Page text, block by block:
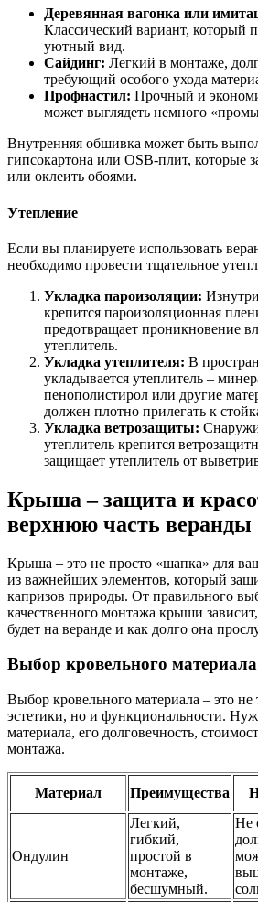
Деревянная вагонка или
Классический вариант, который
уютный вид.
Сайдинг: Легкий в монтаже,
требующий особого ухода
Профнастил: Прочный и
может выглядеть немного
Внутренняя обшивка может быть
гипсокартона или OSB-плит, которые
или оклеить обоями.
Утепление
Если вы планируете использовать
необходимо провести тщательное
Укладка пароизоляции:
крепится пароизоляционная
предотвращает проникновение
утеплитель.
Укладка утеплителя: В
укладывается утеплитель –
пенополистирол или другие
должен плотно прилегать к
Укладка ветрозащиты:
утеплитель крепится
защищает утеплитель от
Крыша – защита и
верхнюю часть веранды
Крыша – это не просто «шапка» для
из важнейших элементов, который
капризов природы. От правильного
качественного монтажа крыши
будет на веранде и как долго она
Выбор кровельного материала
Выбор кровельного материала – это не
эстетики, но и функциональности.
материала, его долговечность,
монтажа.
Материал Преимущества
Ондулин
Легкий,
гибкий,
простой в
монтаже,
бесшумный.
Не